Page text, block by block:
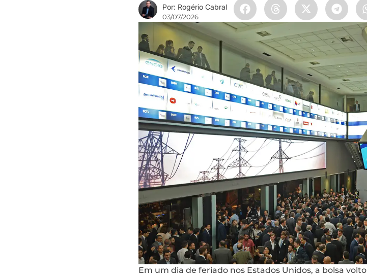
Por: Rogério Cabral
03/07/2026
Em um dia de feriado nos Estados Unidos, a bolsa